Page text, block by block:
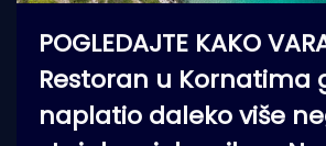
POGLEDAJTE KAKO
Restoran u Kornatima
naplatio daleko više